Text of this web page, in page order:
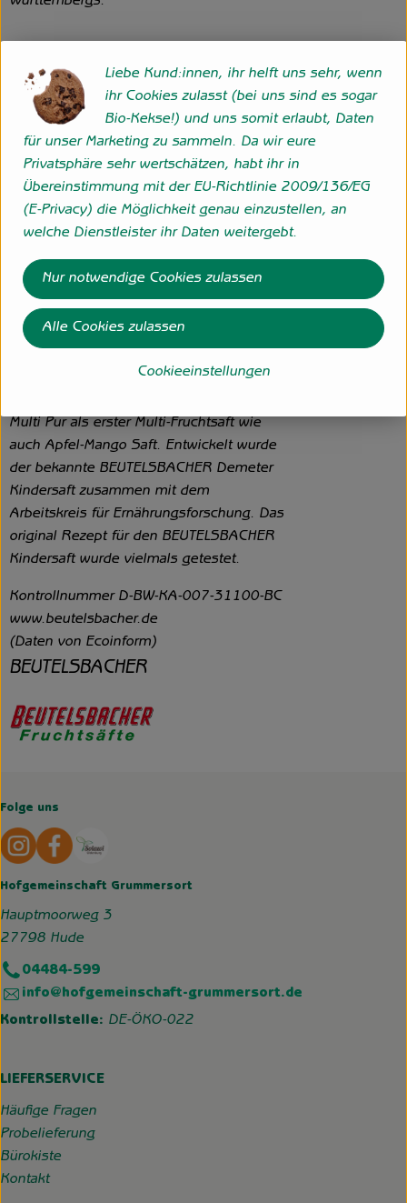
Der größte Teil des heimischen Obstes
kommt aus der traditionsreichen Region.
Die Äpfel kommen von Streuobstwiesen,
auf denen vorwiegend großkronige und
hochstämmige Obstbäume verschiedener
Arten und Sorten, Alters- und
Größenklassen in weiträumigen
Abständen stehen.
Im Verlauf der 85-jährigen
Firmengeschichte hat BEUTELSBACHER
Naturkostmarkt entwickelt. Beispiele
Multi Pur als erster Multi-Fruchtsaft wie
auch Apfel-Mango Saft. Entwickelt wurde
der bekannte BEUTELSBACHER Demeter
Kindersaft zusammen mit dem
Arbeitskreis für Ernährungsforschung. Das
original Rezept für den BEUTELSBACHER
Kindersaft wurde vielmals getestet.
Kontrollnummer D-BW-KA-007-31100-BC
www.beutelsbacher.de
(Daten von Ecoinform)
BEUTELSBACHER
Folge uns
Externer Link zu https://www.instagram.com/
Hofgemeinschaft Grummersort
Hauptmoorweg 3
27798 Hude
04484-599
info@hofgemeinschaft-grummersort.de
Kontrollstelle: DE-ÖKO-022
LIEFERSERVICE
Häufige Fragen
Probelieferung
Bürokiste
Kontakt
Liebe Kund:innen, ihr helft uns sehr, wenn
ihr Cookies zulasst (bei uns sind es sogar
Bio-Kekse!) und uns somit erlaubt, Daten
für unser Marketing zu sammeln. Da wir eure
Privatsphäre sehr wertschätzen, habt ihr in
Übereinstimmung mit der EU-Richtlinie 2009/136/EG
(E-Privacy) die Möglichkeit genau einzustellen, an
welche Dienstleister ihr Daten weitergebt.
Cookieeinstellungen
Nur notwendige Cookies zulassen
Alle Cookies zulassen